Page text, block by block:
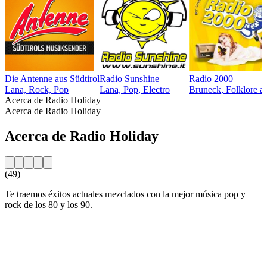
Die Antenne aus Südtirol
Lana, Rock, Pop
Radio Sunshine
Lana, Pop, Electro
Radio 2000
Bruneck, Folklore
Acerca de Radio Holiday
Acerca de Radio Holiday
Acerca de Radio Holiday
(49)
Te traemos éxitos actuales mezclados con la mejor música pop y
rock de los 80 y los 90.